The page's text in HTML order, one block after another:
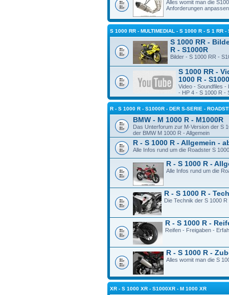
Alles womit man die
Anforderungen
S 1000 RR - MULTIMEDIAL - S 1000 R - S 1 RR -
S 1000 RR -
R - S1000R
Bilder - S 1000 RR -
S 1000 RR -
1000 R -
Video - Soundfiles -
- HP 4 - S 1000 R -
R - S 1000 R - S1000R - DER S-SERIE -
BMW - M 1000 R - M1000R
Das Unterforum zur M-Version der S
der BMW M 1000 R - Allgemein
R - S 1000 R - Allgemein -
Alle Infos rund um die Roadster S
R - S 1000 R -
Alle Infos rund um die
R - S 1000 R -
Die Technik der S 1000
R - S 1000 R -
Reifen - Freigaben -
R - S 1000 R -
Alles womit man die S
XR - S 1000 XR - S1000XR - M 1000 XR